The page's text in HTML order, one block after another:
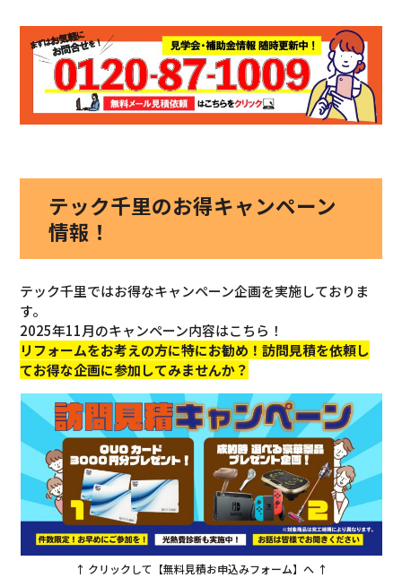
テック千里のお得キャンペーン
情報！
テック千里ではお得なキャンペーン企画を実施しておりま
す。
2025年11月のキャンペーン内容はこちら！
リフォームをお考えの方に特にお勧め！訪問見積を依頼し
てお得な企画に参加してみませんか？
↑ クリックして【無料見積お申込みフォーム】へ ↑